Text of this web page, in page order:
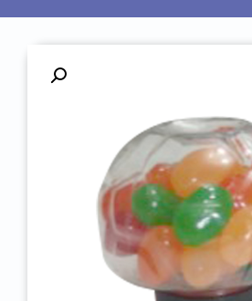
תבנית סיליקון לב - 15 שקעים
41.90₪